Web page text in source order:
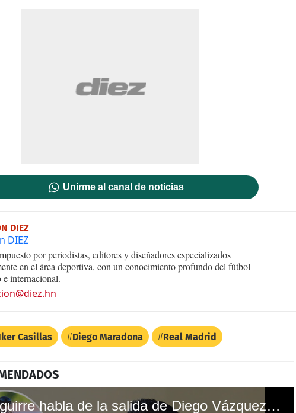
Unirme al canal de noticias
DIEZ
DIEZ
por periodistas, editores y diseñadores especializados
en el área deportiva, con un conocimiento profundo del fútbol
e internacional.
Casillas Diego Maradona Real Madrid
Emilio Izaguirre habla de la salida de Diego Vázquez de Motagua y del momento que atraviesa Marathón